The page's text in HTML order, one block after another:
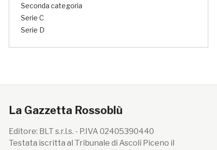
Seconda categoria
Serie C
Serie D
La Gazzetta Rossoblù
Editore: BLT s.r.l.s. - P.IVA 02405390440
Testata iscritta al Tribunale di Ascoli Piceno il